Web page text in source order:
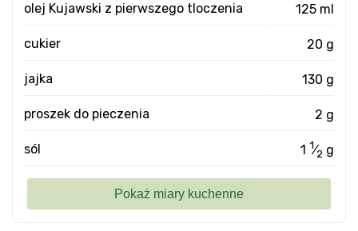
olej Kujawski z pierwszego tloczenia 125 ml
cukier 20 g
jajka 130 g
proszek do pieczenia 2 g
sól 1 1⁄2 g